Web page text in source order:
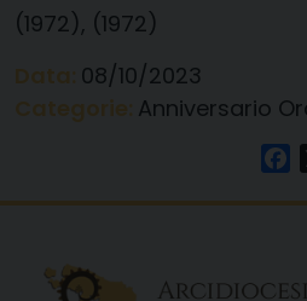
(1972), (1972)
08/10/2023
Anniversario